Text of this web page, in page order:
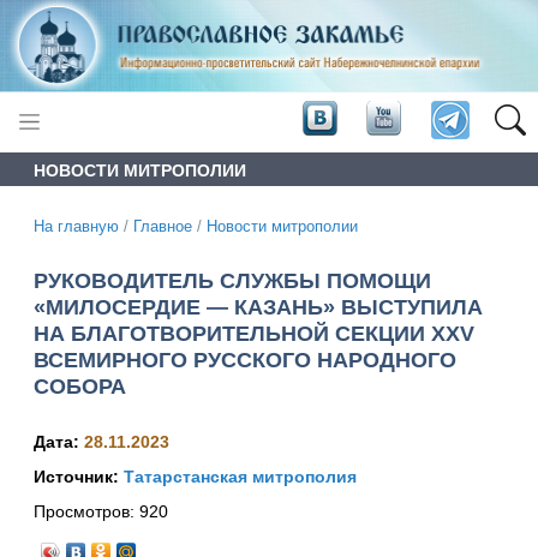
НОВОСТИ МИТРОПОЛИИ
На главную / Главное / Новости митрополии
РУКОВОДИТЕЛЬ СЛУЖБЫ ПОМОЩИ
«МИЛОСЕРДИЕ — КАЗАНЬ» ВЫСТУПИЛА
НА БЛАГОТВОРИТЕЛЬНОЙ СЕКЦИИ XXV
ВСЕМИРНОГО РУССКОГО НАРОДНОГО
СОБОРА
Дата: 28.11.2023
Источник: Татарстанская митрополия
Просмотров: 920